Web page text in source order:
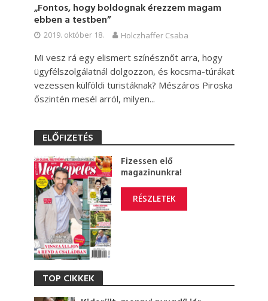
„Fontos, hogy boldognak érezzem magam
ebben a testben”
2019. október 18. Holczhaffer Csaba
Mi vesz rá egy elismert színésznőt arra, hogy
ügyfélszolgálatnál dolgozzon, és kocsma-túrákat
vezessen külföldi turistáknak? Mészáros Piroska
őszintén mesél arról, milyen...
ELŐFIZETÉS
Fizessen elő
magazinunkra!
RÉSZLETEK
TOP CIKKEK